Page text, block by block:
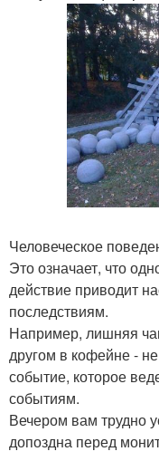
Человеческое
Это означает, что
действие приводит
последствиям.
Например, лишняя
другом в кофейне -
событие, которое
событиям.
Вечером вам трудно
допоздна перед